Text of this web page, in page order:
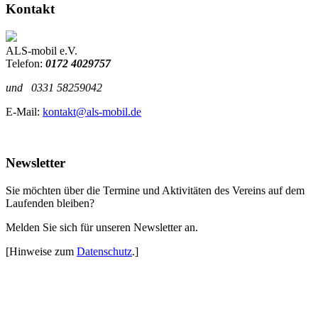
Kontakt
ALS-mobil e.V.
Telefon: 0172 4029757
und 0331 58259042
E-Mail: kontakt@als-mobil.de
Newsletter
Sie möchten über die Termine und Aktivitäten des Vereins auf dem
Laufenden bleiben?
Melden Sie sich für unseren Newsletter an.
[Hinweise zum Datenschutz.]